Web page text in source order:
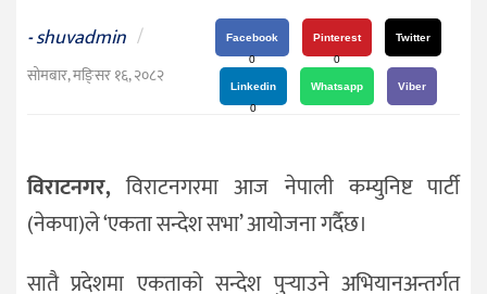
दर्शन
/
संस्कृति
राजनीति
-shuvadmin /
सोमबार, मङि्सर १६, २०८२
Facebook
0
Pinterest
0
Twitter
Linkedin
0
Whatsapp Viber
विराटनगर, विराटनगरमा आज नेपाली कम्युनिष्ट पार्टी
(नेकपा)ले ‘एकता सन्देश सभा’ आयोजना गर्दैछ।
सातै प्रदेशमा एकताको सन्देश पुर्‍याउने अभियानअन्तर्गत